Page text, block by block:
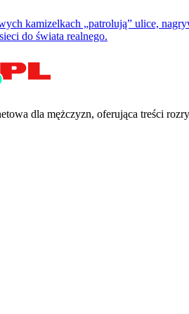
kamizelkach „patrolują” ulice,
do świata realnego.
dla mężczyzn, oferująca treści